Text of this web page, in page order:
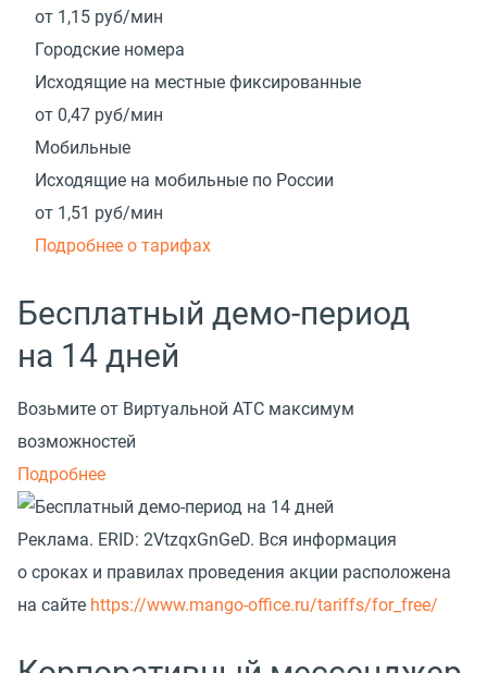
от 1,15 руб/мин
Городские номера
Исходящие на местные фиксированные
от 0,47 руб/мин
Мобильные
Исходящие на мобильные по России
от 1,51 руб/мин
Подробнее о тарифах
Бесплатный демо-период
на 14 дней
Возьмите от Виртуальной АТС максимум
возможностей
Подробнее
Реклама. ERID: 2VtzqxGnGeD. Вся информация
о сроках и правилах проведения акции расположена
на сайте https://www.mango-office.ru/tariffs/for_free/